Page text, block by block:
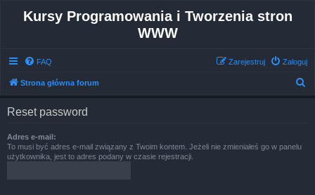
Kursy Programowania i Tworzenia stron
WWW
FAQ Zaloguj
Zarejestruj
Strona główna forum
Reset password
Adres e-mail:
To musi być adres e-mail związany z Twoim kontem. Jeżeli nie zmieniałeś go w panelu
użytkownika, jest to adres podany w czasie rejestracji.